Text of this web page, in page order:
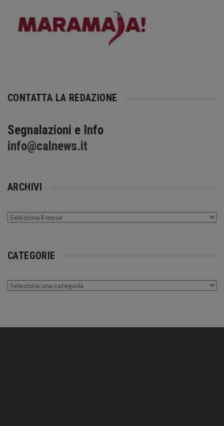
CONTATTA LA REDAZIONE
Segnalazioni e Info
info@calnews.it
ARCHIVI
Archivi
CATEGORIE
Categorie